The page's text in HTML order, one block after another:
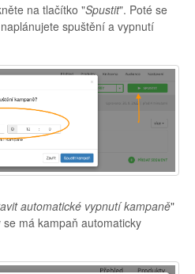
na tlačítko "Spustit". Poté se
spuštění a vypnutí
automatické vypnutí kampaně"
má kampaň automaticky